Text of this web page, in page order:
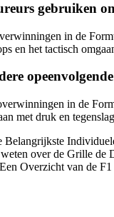
gebruiken
in de
en het tactisch
in de
met druk en
over de Grille de
Overzicht van de F1